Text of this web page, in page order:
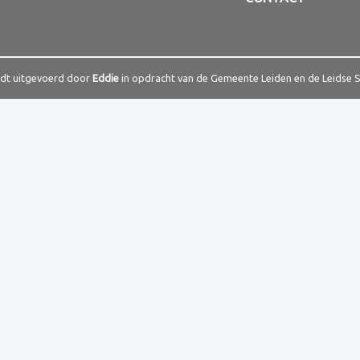
uitgevoerd door Eddie in opdracht van de Gemeente Leiden en de Leidse